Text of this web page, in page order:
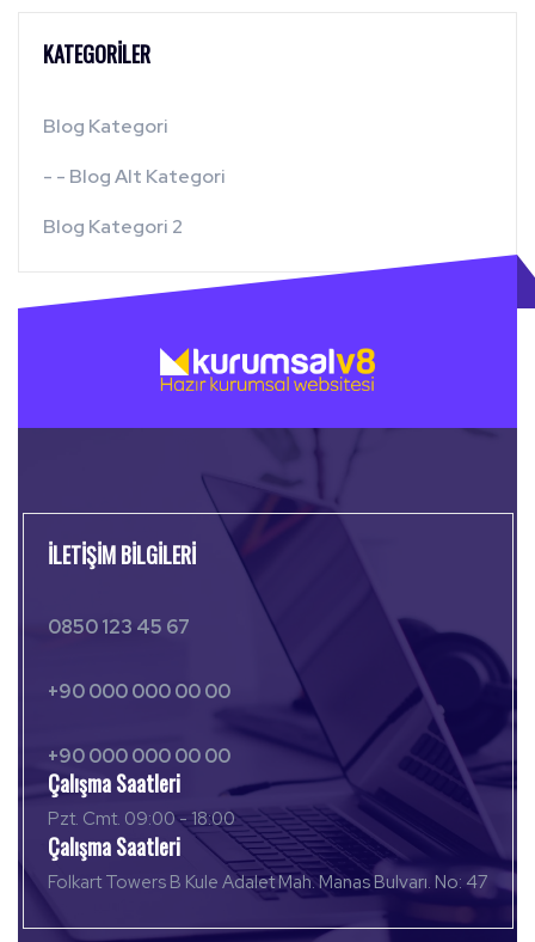
KATEGORILER
Blog Kategori
- - Blog Alt Kategori
Blog Kategori 2
İLETIŞIM BILGILERI
0850 123 45 67
+90 000 000 00 00
+90 000 000 00 00
Çalışma Saatleri
Pzt. Cmt. 09:00 - 18:00
Çalışma Saatleri
Folkart Towers B Kule Adalet Mah. Manas Bulvarı. No: 47